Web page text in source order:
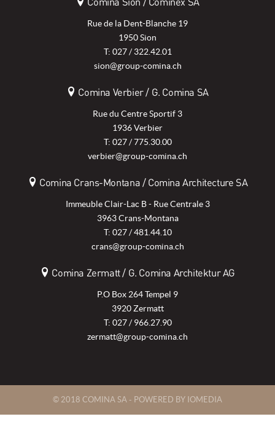
Rue de la Dent-Blanche 19
1950 Sion
T: 027 / 322.42.01
sion@group-comina.ch
Comina Verbier / G. Comina SA
Rue du Centre Sportif 3
1936 Verbier
T: 027 / 775.30.00
verbier@group-comina.ch
Comina Crans-Montana / Comina Architecture SA
Immeuble Clair-Lac B - Rue Centrale 3
3963 Crans-Montana
T: 027 / 481.44.10
crans@group-comina.ch
Comina Zermatt / G. Comina Architektur AG
P.O Box 264 Tempel 9
3920 Zermatt
T: 027 / 966.27.90
zermatt@group-comina.ch
© 2018 COMINA SA - POWERED BY IOMEDIA